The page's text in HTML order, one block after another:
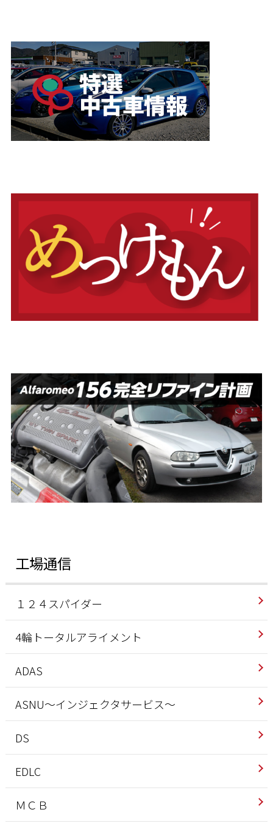
工場通信
１２４スパイダー
4輪トータルアライメント
ADAS
ASNU～インジェクタサービス～
DS
EDLC
ＭＣＢ